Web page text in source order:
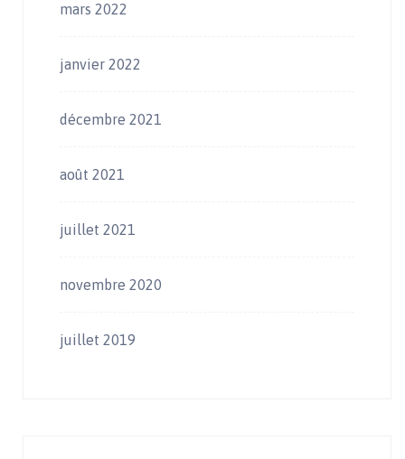
mars 2022
janvier 2022
décembre 2021
août 2021
juillet 2021
novembre 2020
juillet 2019